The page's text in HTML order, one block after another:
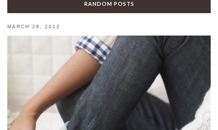
RANDOM POSTS
MARCH 28, 2012